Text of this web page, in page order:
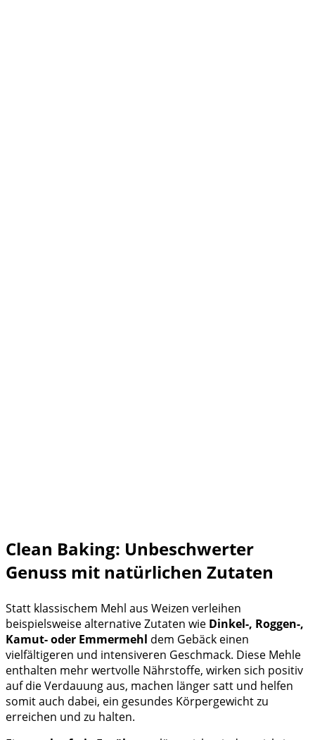
Clean Baking: Unbeschwerter
Genuss mit natürlichen Zutaten
Statt klassischem Mehl aus Weizen verleihen
beispielsweise alternative Zutaten wie Dinkel-, Roggen-,
Kamut- oder Emmermehl dem Gebäck einen
vielfältigeren und intensiveren Geschmack. Diese Mehle
enthalten mehr wertvolle Nährstoffe, wirken sich positiv
auf die Verdauung aus, machen länger satt und helfen
somit auch dabei, ein gesundes Körpergewicht zu
erreichen und zu halten.